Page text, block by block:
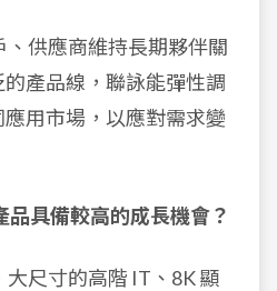
、供應商維持長期夥伴關
產品線，聯詠能彈性調
用市場，以應對需求變
品具備較高的成長機會？
大尺寸的高階 IT、8K 顯